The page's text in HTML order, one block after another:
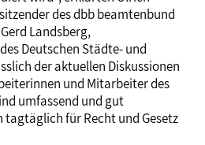
des dbb beamtenbund
Landsberg,
Deutschen Städte- und
der aktuellen Diskussionen
und Mitarbeiter des
umfassend und gut
tagtäglich für Recht und Gesetz